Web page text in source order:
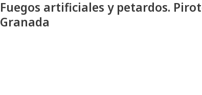
Ir
al
contenido
Fuegos artificiales y petardos.
Granada